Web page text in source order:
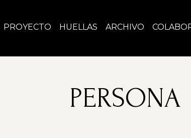
PROYECTO HUELLAS ARCHIVO
PERSONA